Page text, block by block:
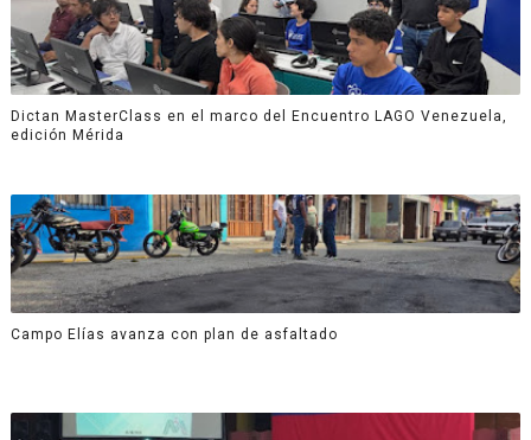
Dictan MasterClass en el marco del Encuentro LAGO Venezuela,
edición Mérida
Campo Elías avanza con plan de asfaltado